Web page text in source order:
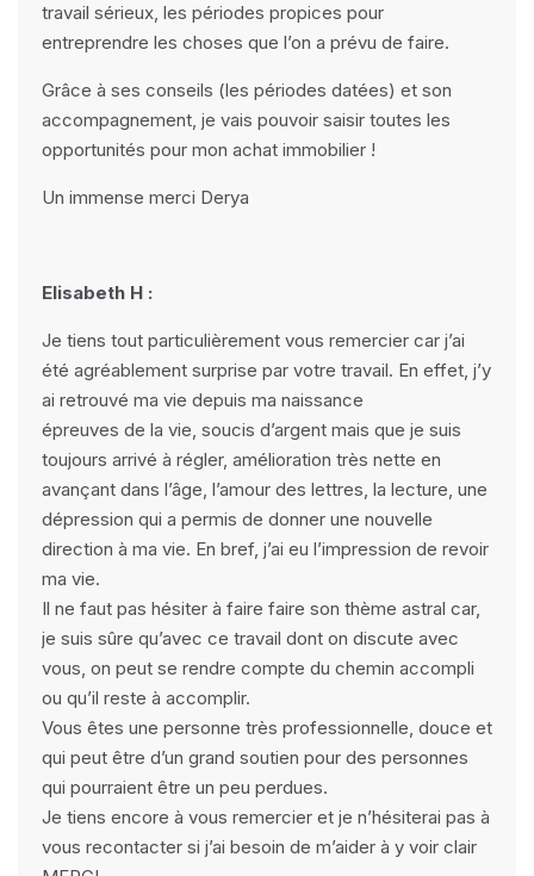
travail sérieux, les périodes propices pour
entreprendre les choses que l’on a prévu de faire.
Grâce à ses conseils (les périodes datées) et son
accompagnement, je vais pouvoir saisir toutes les
opportunités pour mon achat immobilier !
Un immense merci Derya
Elisabeth H :
Je tiens tout particulièrement vous remercier car j’ai
été agréablement surprise par votre travail. En effet, j’y
ai retrouvé ma vie depuis ma naissance
épreuves de la vie, soucis d’argent mais que je suis
toujours arrivé à régler, amélioration très nette en
avançant dans l’âge, l’amour des lettres, la lecture, une
dépression qui a permis de donner une nouvelle
direction à ma vie. En bref, j’ai eu l’impression de revoir
ma vie.
Il ne faut pas hésiter à faire faire son thème astral car,
je suis sûre qu’avec ce travail dont on discute avec
vous, on peut se rendre compte du chemin accompli
ou qu’il reste à accomplir.
Vous êtes une personne très professionnelle, douce et
qui peut être d’un grand soutien pour des personnes
qui pourraient être un peu perdues.
Je tiens encore à vous remercier et je n’hésiterai pas à
vous recontacter si j’ai besoin de m’aider à y voir clair